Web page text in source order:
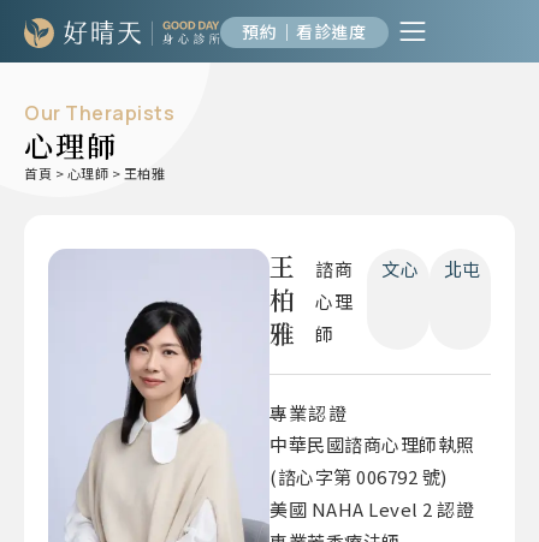
預約｜看診進度
Our Therapists
心理師
首頁 >心理師 >王柏雅
王
柏
雅
諮商
心理
師
文心 北屯
專業認證
中華民國諮商心理師執照
(諮心字第 006792 號)
美國 NAHA Level 2 認證